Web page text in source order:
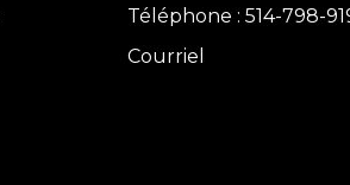
Téléphone : 514-798-
Courriel